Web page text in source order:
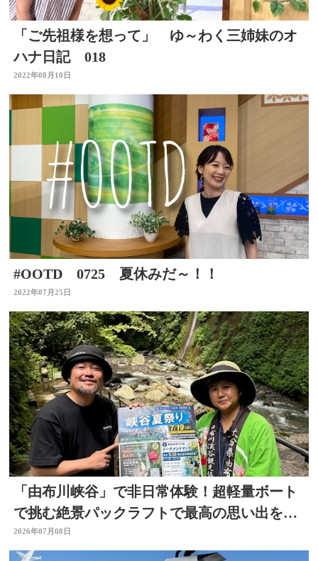
「ご先祖様を想って」 ゆ～わく三姉妹のオ
ハナ日記 018
2022年08月10日
#OOTD 0725 夏休みだ～！！
2022年07月25日
「由布川峡谷」で非日常体験！超軽量ボート
で挑む絶景パックラフトで最高の思い出を作
ろう
2026年07月08日